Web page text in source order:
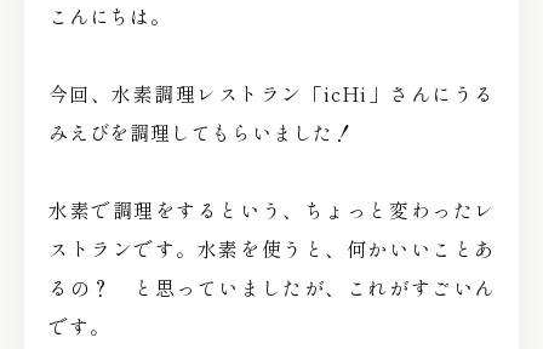
こんにちは。
今回、水素調理レストラン「icHi」さんにうる
みえびを調理してもらいました！
水素で調理をするという、ちょっと変わったレ
ストランです。水素を使うと、何かいいことあ
るの？ と思っていましたが、これがすごいん
です。